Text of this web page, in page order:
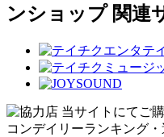
ンショップ 関連
当サイトにてご
コンデイリーランキング